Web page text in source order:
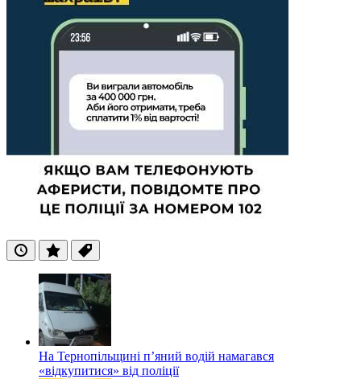
ОстанніПопулярні
Теги
На Тернопільщині п’яний водій намагався
«відкупитися» від поліції